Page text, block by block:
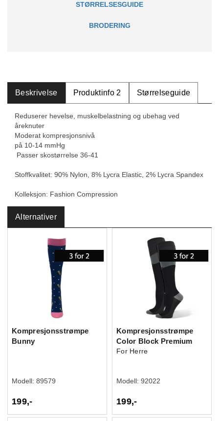
STØRRELSESGUIDE
BRODERING
Beskrivelse Produktinfo 2 Størrelseguide
Reduserer hevelse, muskelbelastning og ubehag ved
åreknuter
Moderat kompresjonsnivå
på 10-14 mmHg
Passer skostørrelse 36-41
Stoffkvalitet: 90% Nylon, 8% Lycra Elastic, 2% Lycra Spandex
Kolleksjon: Fashion Compression
Alternativer
Kompresjonsstrømpe
Bunny
Modell: 89579
199,-
Kompresjonsstrømpe
Color Block Premium
For Herre
Modell: 92022
199,-